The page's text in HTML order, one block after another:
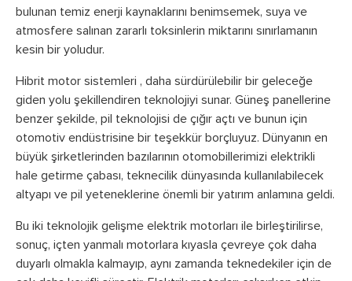
bulunan temiz enerji kaynaklarını benimsemek, suya ve
atmosfere salınan zararlı toksinlerin miktarını sınırlamanın
kesin bir yoludur.
Hibrit motor sistemleri , daha sürdürülebilir bir geleceğe
giden yolu şekillendiren teknolojiyi sunar. Güneş panellerine
benzer şekilde, pil teknolojisi de çığır açtı ve bunun için
otomotiv endüstrisine bir teşekkür borçluyuz. Dünyanın en
büyük şirketlerinden bazılarının otomobillerimizi elektrikli
hale getirme çabası, teknecilik dünyasında kullanılabilecek
altyapı ve pil yeteneklerine önemli bir yatırım anlamına geldi.
Bu iki teknolojik gelişme elektrik motorları ile birleştirilirse,
sonuç, içten yanmalı motorlara kıyasla çevreye çok daha
duyarlı olmakla kalmayıp, aynı zamanda teknedekiler için de